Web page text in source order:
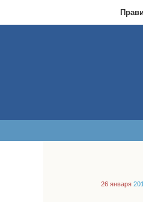
26 января